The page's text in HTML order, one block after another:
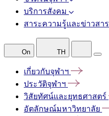
บริการสังคม
สาระความรู้และข่าวสาร
On TH
เกี่ยวกับจุฬาฯ
ประวัติจุฬาฯ
วิสัยทัศน์และยุทธศาสตร์
อัตลักษณ์มหาวิทยาลัย